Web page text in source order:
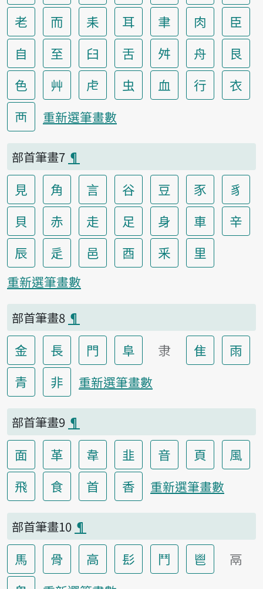
老
而 耒 耳 聿 肉
臣
自
至 臼 舌 舛 舟
艮
色
艸 虍 虫 血 行
衣
襾
重新選筆畫數
部首筆畫7 ¶
見 角 言 谷 豆 豕
豸
貝
赤 走 足 身 車
辛
辰
辵 邑 酉 釆 里
重新選筆畫數
部首筆畫8 ¶
金 長 門 阜 隶 隹
雨
青
非 重新選筆畫數
部首筆畫9 ¶
面 革 韋 韭 音 頁
風
飛
食 首 香 重新選筆畫數
部首筆畫10 ¶
馬 骨 高 髟 鬥 鬯
鬲